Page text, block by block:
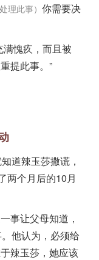
处理此事） 你需要决
满愧疚，而且被
提此事。”
道辣玉莎撒谎，
两个月后的10月
事让父母知道，
他认为，必须给
辣玉莎，她应该